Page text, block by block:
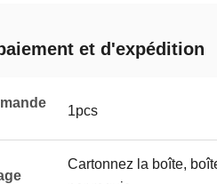
et d'expédition
1pcs
Cartonnez la boîte,